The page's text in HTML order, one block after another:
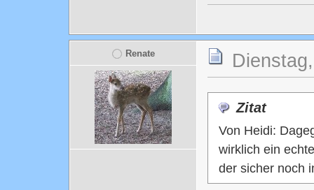
Renate
Zitat
Von Heidi:
wirklich ein
der sicher noch